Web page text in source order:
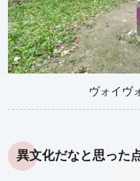
ヴォイヴ
異文化だなと思った